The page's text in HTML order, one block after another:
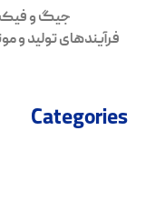
جیگ و
فرآیندهای تولید و
Categories